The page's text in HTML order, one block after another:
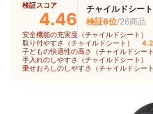
検証スコア
4.46
チャイルドシート
検証6位/26商品
安全機能の充実度（チャイルドシート）
取り付やすさ（チャイルドシート）
子どもの快適性の高さ（チャイルドシート
手入れのしやすさ（チャイルドシート）
乗せおろしのしやすさ（チャイルドシート